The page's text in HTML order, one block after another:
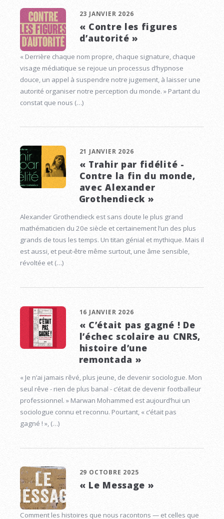
23 JANVIER 2026
« Contre les figures
d’autorité »
« Derrière chaque nom propre, chaque signature, chaque
visage médiatique se rejoue un processus d’hypnose
douce, un appel à suspendre notre jugement, à laisser une
autorité organiser notre perception du monde. » Partant du
constat que nous (…)
21 JANVIER 2026
« Trahir par fidélité -
Contre la fin du monde,
avec Alexander
Grothendieck »
Alexander Grothendieck est sans doute le plus grand
mathématicien du 20e siècle et certainement l’un des plus
grands de tous les temps. Un titan génial et mythique. Mais il
est aussi, et peut-être même surtout, une âme sensible,
révoltée et (…)
16 JANVIER 2026
« C’était pas gagné ! De
l’échec scolaire au CNRS,
histoire d’une
remontada »
« Je n’ai jamais rêvé, plus jeune, de devenir sociologue. Mon
seul rêve - rien de plus banal - c’était de devenir footballeur
professionnel. » Marwan Mohammed est aujourd’hui un
sociologue connu et reconnu. Pourtant, « c’était pas
gagné ! », (…)
29 OCTOBRE 2025
« Le Message »
Comment les histoires que nous racontons — et celles que